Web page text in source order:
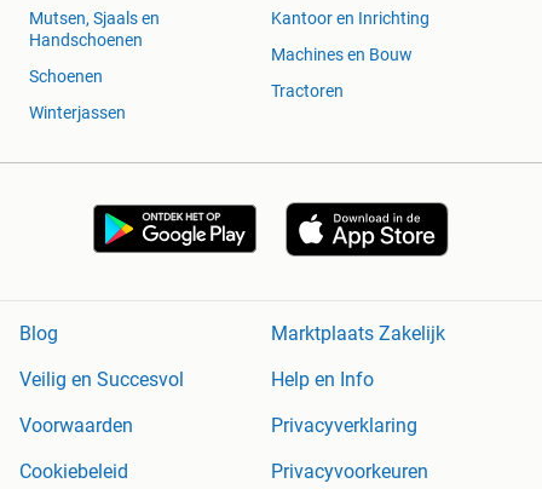
Mutsen, Sjaals en
Handschoenen
Schoenen
Winterjassen
Kantoor en Inrichting
Machines en Bouw
Tractoren
Blog
Marktplaats Zakelijk
Veilig en Succesvol
Help en Info
Voorwaarden
Privacyverklaring
Cookiebeleid
Privacyvoorkeuren